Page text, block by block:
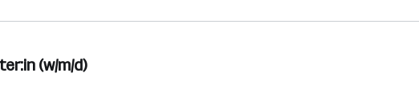
(w/m/d)